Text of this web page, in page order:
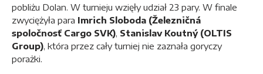
pobliżu Dolan. W turnieju wzięły udział 23 pary. W finale
zwyciężyła para Imrich Sloboda (Železničná
spoločnosť Cargo SVK), Stanislav Koutný (OLTIS
Group), która przez cały turniej nie zaznała goryczy
porażki.